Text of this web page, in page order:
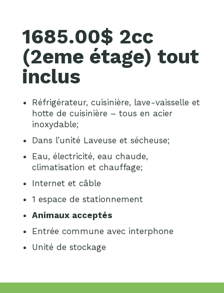
1685.00$ 2cc
(2eme étage) tout
inclus
Réfrigérateur, cuisinière, lave-vaisselle et
hotte de cuisinière – tous en acier
inoxydable;
Dans l’unité Laveuse et sécheuse;
Eau, électricité, eau chaude,
climatisation et chauffage;
Internet et câble
1 espace de stationnement
Animaux acceptés
Entrée commune avec interphone
Unité de stockage